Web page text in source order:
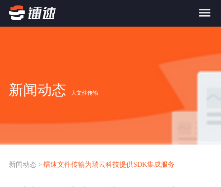
FTP替代升级
案例
新闻动态 大文件传输
新闻动态 > 镭速文件传输为瑞云科技提供SDK集成服务